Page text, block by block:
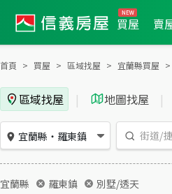
買屋 賣
首頁 買屋 區域找屋 宜蘭縣買屋
區域找屋 | 地圖找屋 |
宜蘭縣 ・ 羅東鎮
宜蘭縣 羅東鎮 別墅/透天